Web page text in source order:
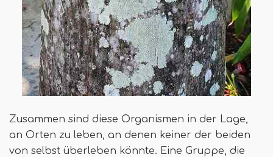
Zusammen sind diese Organismen in der Lage,
an Orten zu leben, an denen keiner der beiden
von selbst überleben könnte. Eine Gruppe, die